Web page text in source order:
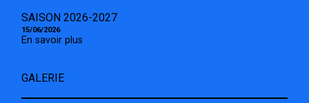
SAISON 2026-2027
15/06/2026
En savoir plus
GALERIE